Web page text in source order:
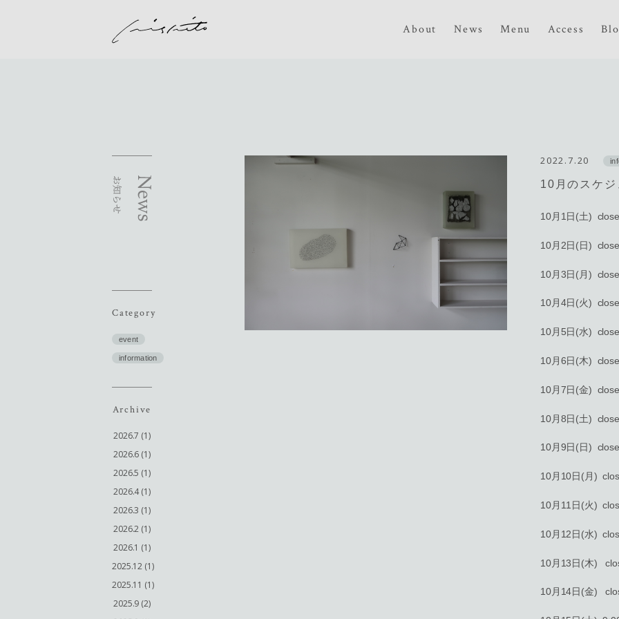
About News Menu Access
Category
event
information
Archive
2026.7 (1)
2026.6 (1)
2026.5 (1)
2026.4 (1)
2026.3 (1)
2026.2 (1)
2026.1 (1)
2025.12 (1)
2025.11 (1)
2025.9 (2)
2022.7.20
10月のスケジ
10月1日(土) close
10月2日(日) close
10月3日(月) close
10月4日(火) close
10月5日(水) close
10月6日(木) close
10月7日(金) close
10月8日(土) close
10月9日(日) close
10月10日(月)
10月11日(火)
10月12日(水)
10月13日(木)
10月14日(金)